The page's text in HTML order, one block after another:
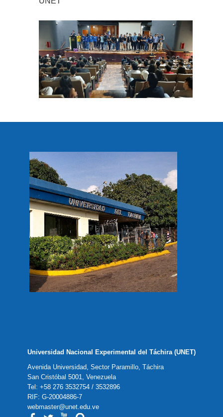
Universidad Nacional Experimental del Táchira (UNET)
Avenida Universidad, Sector Paramillo, Táchira
San Cristóbal 5001, Venezuela
Tel: +58 276 3532754 / 3532896
RIF: G-20004886-7
webmaster@unet.edu.ve